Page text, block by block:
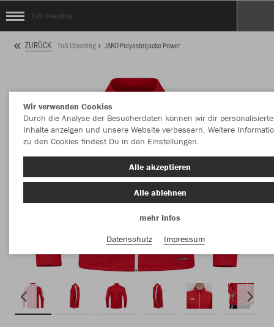
TuS Oberding
ZURÜCK TuS Oberding JAKO Polyesterjacke Power
Wir verwenden Cookies
Durch die Analyse der Besucherdaten können wir dir personalisierte
Inhalte anzeigen und unsere Website verbessern. Weitere
zu den Cookies findest Du in den Einstellungen.
Alle akzeptieren
Alle ablehnen
mehr Infos
Datenschutz
Impressum